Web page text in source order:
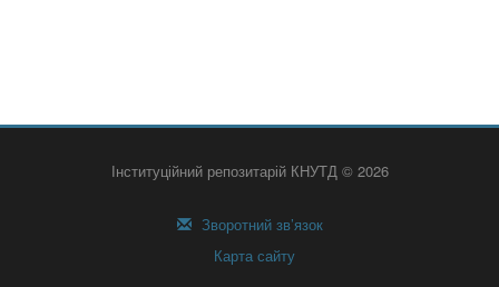
Інституційний репозитарій КНУТД © 2026
Зворотний зв’язок
Карта сайту